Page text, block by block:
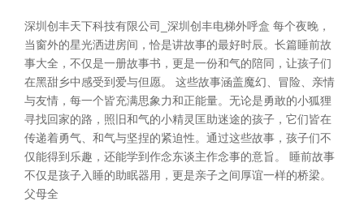
深圳创丰天下科技有限公司_深圳创丰电梯外呼盒 每个夜晚，
当窗外的星光洒进房间，恰是讲故事的最好时辰。长篇睡前故
事大全，不仅是一册故事书，更是一份和气的陪同，让孩子们
在黑甜乡中感受到爱与但愿。 这些故事涵盖魔幻、冒险、亲情
与友情，每一个皆充满思象力和正能量。无论是勇敢的小狐狸
寻找回家的路，照旧和气的小精灵匡助迷途的孩子，它们皆在
传递着勇气、和气与坚捏的紧迫性。通过这些故事，孩子们不
仅能得到乐趣，还能学到作念东谈主作念事的意旨。 睡前故事
不仅是孩子入睡的助眠器用，更是亲子之间厚谊一样的桥梁。
父母全